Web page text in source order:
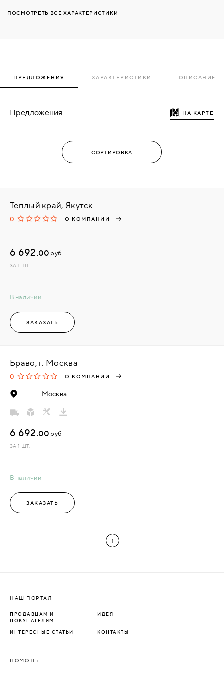
ПОСМОТРЕТЬ ВСЕ ХАРАКТЕРИСТИКИ
ПРЕДЛОЖЕНИЯ ХАРАКТЕРИСТИКИ ОПИСАНИЕ
Предложения НА КАРТЕ
Теплый край, Якутск
0 О КОМПАНИИ
В наличии
6 692.00 руб
ЗА 1 ШТ.
ЗАКАЗАТЬ
Браво, г. Москва
0 О КОМПАНИИ
Москва
В наличии
6 692.00 руб
ЗА 1 ШТ.
ЗАКАЗАТЬ
1
НАШ ПОРТАЛ
ПРОДАВЦАМ И
ПОКУПАТЕЛЯМ
ИДЕЯ
ИНТЕРЕСНЫЕ СТАТЬИ КОНТАКТЫ
ПОМОЩЬ